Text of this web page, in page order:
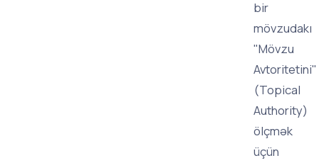
bir
mövzudakı
"Mövzu
Avtoritetini"
(Topical
Authority)
ölçmək
üçün